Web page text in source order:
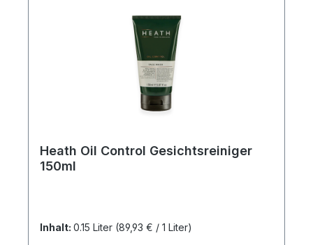
Heath Oil Control Gesichtsreiniger
150ml
Inhalt: 0.15 Liter (89,93 € / 1 Liter)